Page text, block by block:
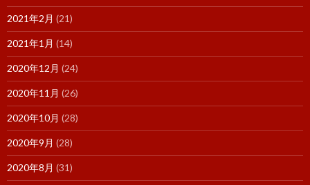
2021年2月 (21)
2021年1月 (14)
2020年12月 (24)
2020年11月 (26)
2020年10月 (28)
2020年9月 (28)
2020年8月 (31)